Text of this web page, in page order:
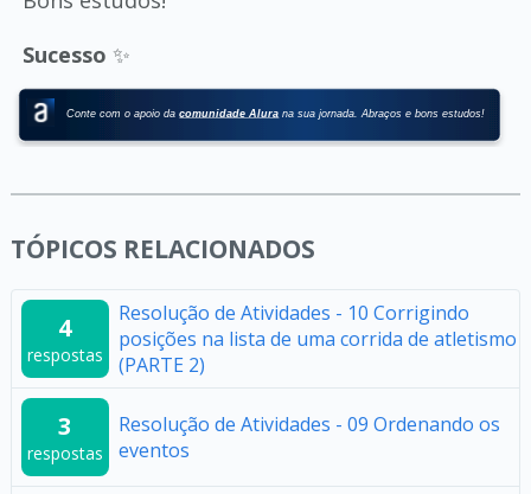
Sucesso ✨
TÓPICOS RELACIONADOS
4
respostas
Resolução de Atividades - 10 Corrigindo
posições na lista de uma corrida de atletismo
(PARTE 2)
3
respostas
Resolução de Atividades - 09 Ordenando os
eventos